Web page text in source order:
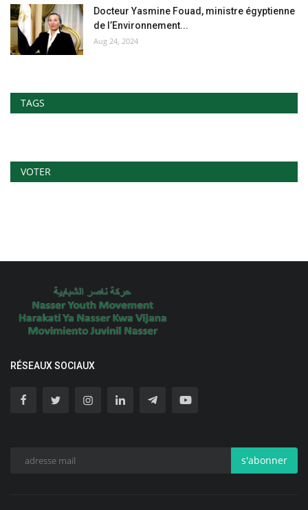
Docteur Yasmine Fouad, ministre égyptienne
de l’Environnement...
Aug 24, 2024
TAGS
VOTER
RÉSEAUX SOCIAUX
s'abonner